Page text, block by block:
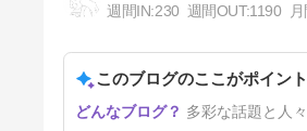
(麻雀ファイトガールスレ)
2日前
週間IN:230 週間OUT:1190
このブログのここがポイント
多彩な話題と人